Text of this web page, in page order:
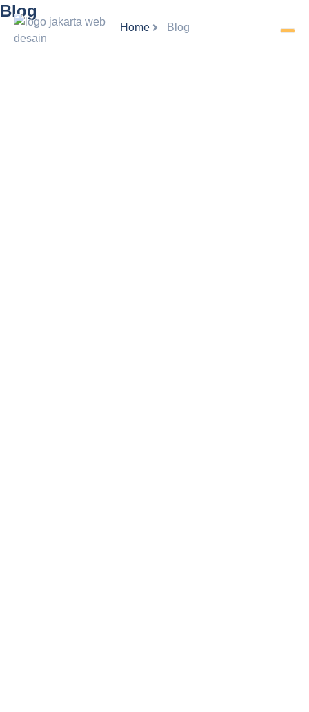
Blog
Home Blog